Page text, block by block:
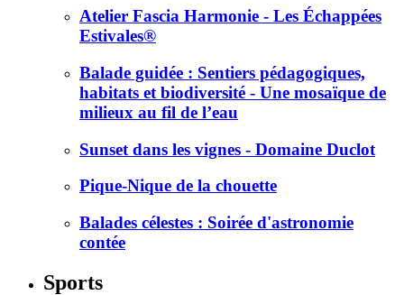
Atelier Fascia Harmonie - Les Échappées
Estivales®
Balade guidée : Sentiers pédagogiques,
habitats et biodiversité - Une mosaïque de
milieux au fil de l’eau
Sunset dans les vignes - Domaine Duclot
Pique-Nique de la chouette
Balades célestes : Soirée d'astronomie
contée
Sports